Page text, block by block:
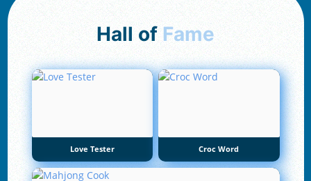
Hall of Fame
Love Tester Croc Word